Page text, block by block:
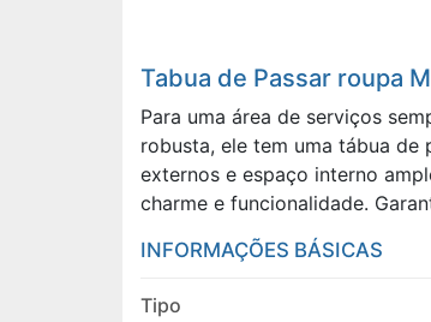
Tabua de Passar roupa
Para uma área de serviços
robusta, ele tem uma tábua
externos e espaço interno
charme e funcionalidade.
INFORMAÇÕES BÁSICAS
Tipo